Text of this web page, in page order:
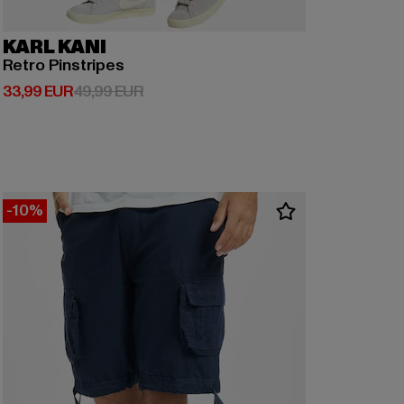
KARL KANI
Retro Pinstripes
33,99 EUR
Prix courant: 33,99 EUR
49,99 EURPrix en promotion: 49,99 EUR
-10%